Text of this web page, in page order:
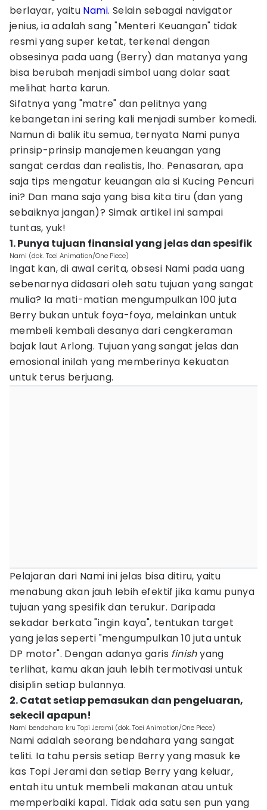
berlayar, yaitu Nami. Selain sebagai navigator
jenius, ia adalah sang "Menteri Keuangan" tidak
resmi yang super ketat, terkenal dengan
obsesinya pada uang (Berry) dan matanya yang
bisa berubah menjadi simbol uang dolar saat
melihat harta karun.
Sifatnya yang "matre" dan pelitnya yang
kebangetan ini sering kali menjadi sumber komedi.
Namun di balik itu semua, ternyata Nami punya
prinsip-prinsip manajemen keuangan yang
sangat cerdas dan realistis, lho. Penasaran, apa
saja tips mengatur keuangan ala si Kucing Pencuri
ini? Dan mana saja yang bisa kita tiru (dan yang
sebaiknya jangan)? Simak artikel ini sampai
tuntas, yuk!
1. Punya tujuan finansial yang jelas dan spesifik
Nami (dok. Toei Animation/One Piece)
Ingat kan, di awal cerita, obsesi Nami pada uang
sebenarnya didasari oleh satu tujuan yang sangat
mulia? Ia mati-matian mengumpulkan 100 juta
Berry bukan untuk foya-foya, melainkan untuk
membeli kembali desanya dari cengkeraman
bajak laut Arlong. Tujuan yang sangat jelas dan
emosional inilah yang memberinya kekuatan
untuk terus berjuang.
Pelajaran dari Nami ini jelas bisa ditiru, yaitu
menabung akan jauh lebih efektif jika kamu punya
tujuan yang spesifik dan terukur. Daripada
sekadar berkata "ingin kaya", tentukan target
yang jelas seperti "mengumpulkan 10 juta untuk
DP motor". Dengan adanya garis finishyang
terlihat, kamu akan jauh lebih termotivasi untuk
disiplin setiap bulannya.
2. Catat setiap pemasukan dan pengeluaran,
sekecil apapun!
Nami bendahara kru Topi Jerami (dok. Toei Animation/One Piece)
Nami adalah seorang bendahara yang sangat
teliti. Ia tahu persis setiap Berry yang masuk ke
kas Topi Jerami dan setiap Berry yang keluar,
entah itu untuk membeli makanan atau untuk
memperbaiki kapal. Tidak ada satu sen pun yang